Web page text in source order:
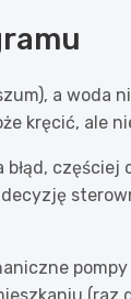
a woda
kręcić, ale
częściej
pompy